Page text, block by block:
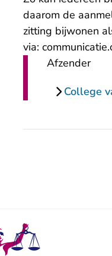
daarom de
zitting bijwonen
via:
Afzender
College